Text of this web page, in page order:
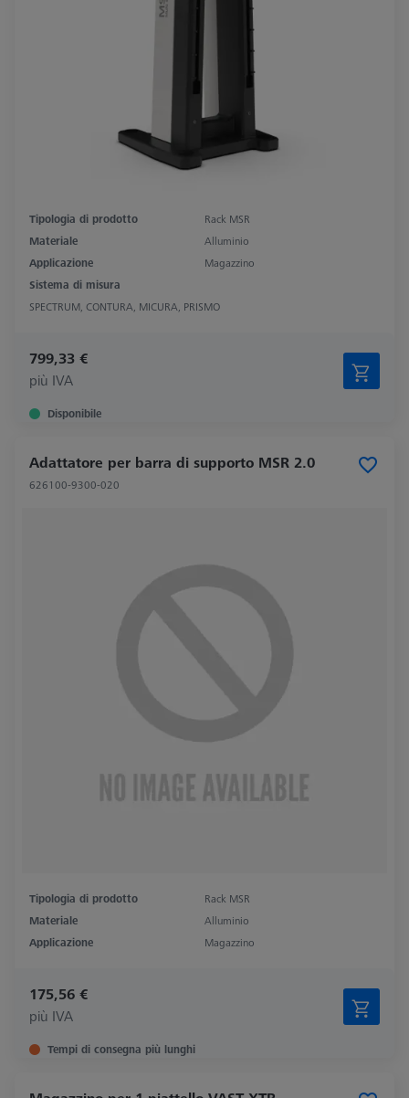
Tipologia di prodotto
Rack MSR
Materiale
Alluminio
Applicazione
Magazzino
Sistema di misura
SPECTRUM, CONTURA, MICURA, PRISMO
799,33 €
più IVA
Disponibile
Adattatore per barra di supporto MSR 2.0
626100-9300-020
Tipologia di prodotto
Rack MSR
Materiale
Alluminio
Applicazione
Magazzino
175,56 €
più IVA
Tempi di consegna più lunghi